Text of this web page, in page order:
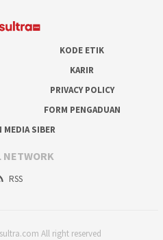
KODE ETIK
KARIR
PRIVACY POLICY
FORM PENGADUAN
MEDIA SIBER
NETWORK
RSS
All right reserved